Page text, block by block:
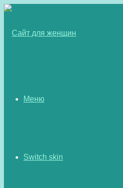
Меню
Switch skin